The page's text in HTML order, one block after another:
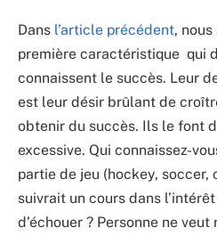
Dans l’article précédent,
première caractéristique qui
connaissent le succès. Leur
est leur désir brûlant de
obtenir du succès. Ils le font
excessive. Qui connaissez-
partie de jeu (hockey,
suivrait un cours dans
d’échouer ? Personne ne